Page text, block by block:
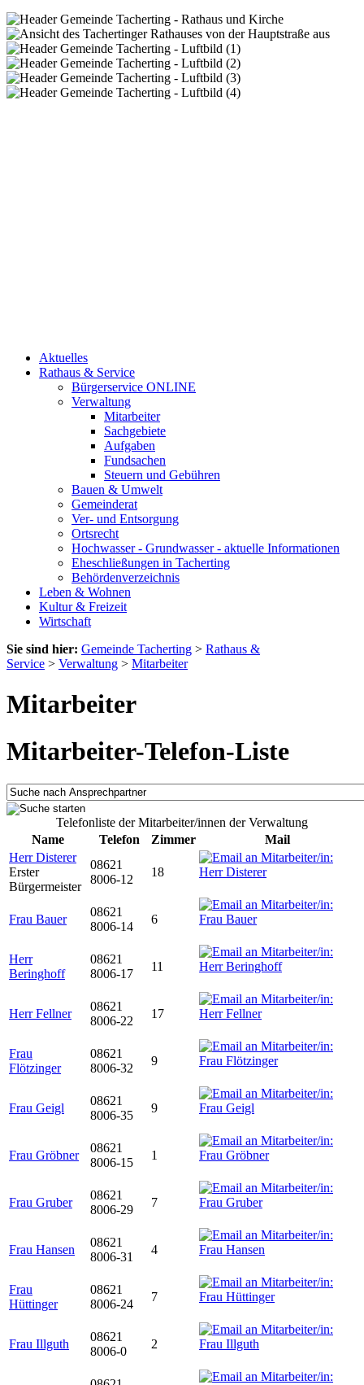
Aktuelles
Rathaus & Service
Bürgerservice ONLINE
Verwaltung
Mitarbeiter
Sachgebiete
Aufgaben
Fundsachen
Steuern und Gebühren
Bauen & Umwelt
Gemeinderat
Ver- und Entsorgung
Ortsrecht
Hochwasser - Grundwasser - aktuelle Informationen
Eheschließungen in Tacherting
Behördenverzeichnis
Leben & Wohnen
Kultur & Freizeit
Wirtschaft
Sie sind hier: Gemeinde Tacherting > Rathaus &
Service > Verwaltung > Mitarbeiter
Mitarbeiter
Mitarbeiter-Telefon-Liste
Telefonliste der Mitarbeiter/innen der Verwaltung
Name
Telefon Zimmer
Mail
Herr Disterer
Erster
Bürgermeister
08621
8006-12
18
Frau Bauer
08621
8006-14
6
Herr
Beringhoff
08621
8006-17
11
Herr Fellner
08621
8006-22
17
Frau
Flötzinger
08621
8006-32
9
Frau Geigl
08621
8006-35
9
Frau Gröbner
08621
8006-15
1
Frau Gruber
08621
8006-29
7
Frau Hansen
08621
8006-31
4
Frau
Hüttinger
08621
8006-24
7
Frau Illguth
08621
8006-0
2